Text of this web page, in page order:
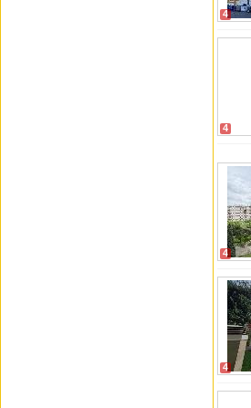
4
4
4
4